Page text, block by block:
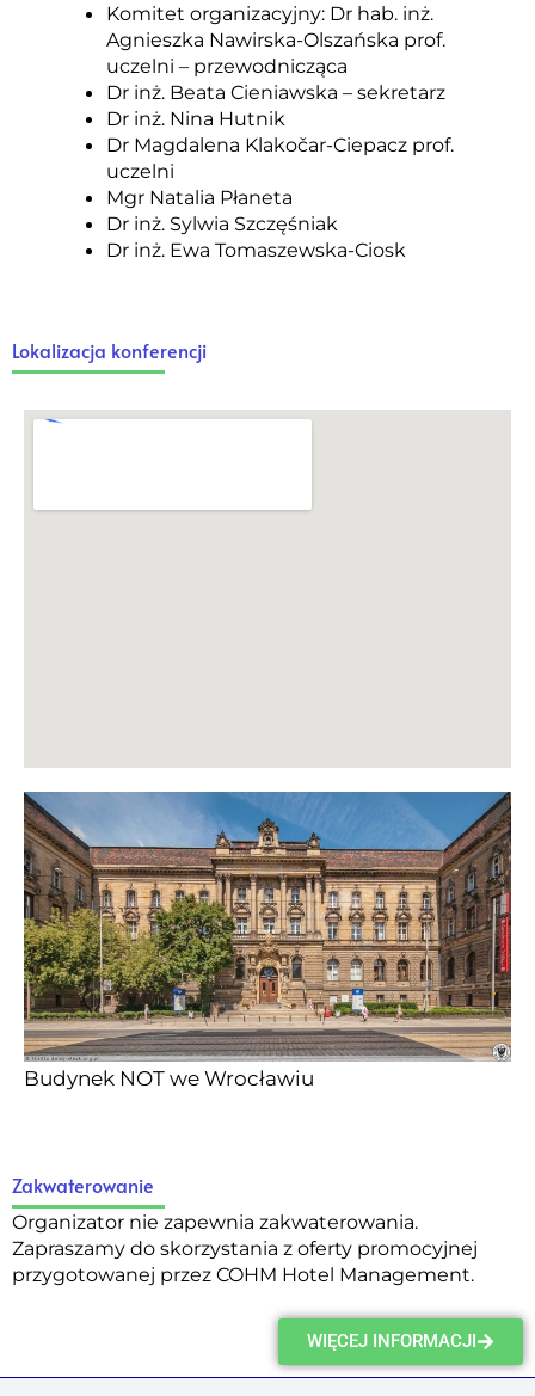
Komitet organizacyjny: Dr hab. inż.
Agnieszka Nawirska-Olszańska prof.
uczelni – przewodnicząca
Dr inż. Beata Cieniawska – sekretarz
Dr inż. Nina Hutnik
Dr Magdalena Klakočar-Ciepacz prof.
uczelni
Mgr Natalia Płaneta
Dr inż. Sylwia Szczęśniak
Dr inż. Ewa Tomaszewska-Ciosk
Lokalizacja konferencji
Budynek NOT we Wrocławiu
Zakwaterowanie
Organizator nie zapewnia zakwaterowania.
Zapraszamy do skorzystania z oferty promocyjnej
przygotowanej przez COHM Hotel Management.
WIĘCEJ INFORMACJI